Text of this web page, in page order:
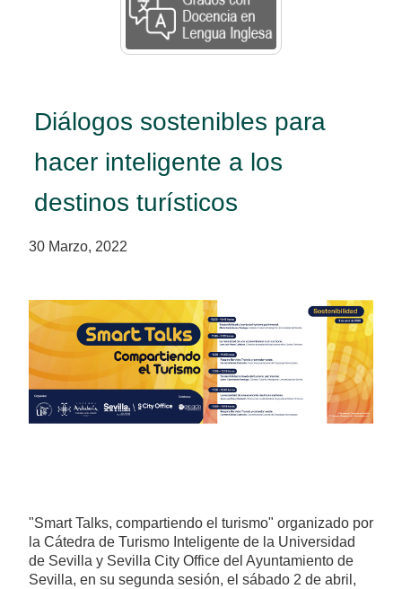
Diálogos sostenibles para
hacer inteligente a los
destinos turísticos
30 Marzo, 2022
"Smart Talks, compartiendo el turismo" organizado por
la Cátedra de Turismo Inteligente de la Universidad
de Sevilla y Sevilla City Office del Ayuntamiento de
Sevilla, en su segunda sesión, el sábado 2 de abril,